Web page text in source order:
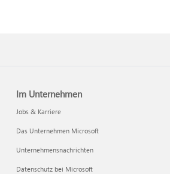
Im Unternehmen
Jobs & Karriere
Das Unternehmen Microsoft
Unternehmensnachrichten
Datenschutz bei Microsoft